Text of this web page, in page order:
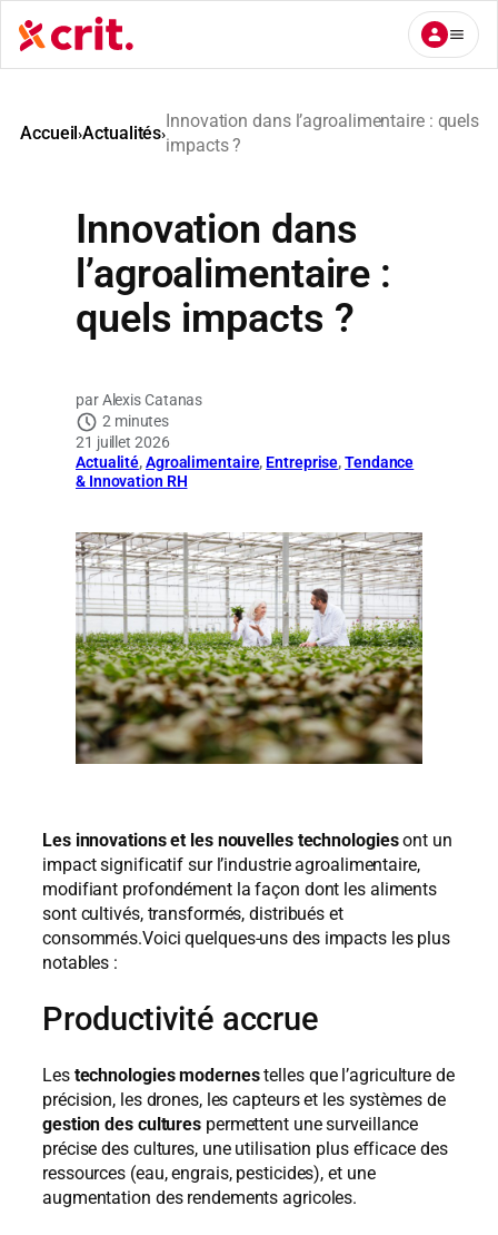
Aller
au
contenu
Accueil›Actualités›
Innovation dans l’agroalimentaire : quels
impacts ?
Innovation dans
l’agroalimentaire :
quels impacts ?
Alexis Catanas
2 minutes
21 juillet 2026
Actualité, Agroalimentaire, Entreprise, Tendance
& Innovation RH
Les innovations et les nouvelles technologiesont un
impact significatif sur l’industrie agroalimentaire,
modifiant profondément la façon dont les aliments
sont cultivés, transformés, distribués et
consommés.Voici quelques-uns des impacts les plus
notables :
Productivité accrue
Lestechnologies modernestelles que l’agriculture de
précision, les drones, les capteurs et les systèmes de
gestion des cultures permettent une surveillance
précise des cultures, une utilisation plus efficace des
ressources (eau, engrais, pesticides), et une
augmentation des rendements agricoles.